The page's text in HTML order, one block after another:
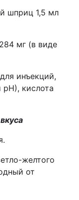
шприц 1,5 мл
мг (в виде
инъекций,
рН), кислота
желтого
от